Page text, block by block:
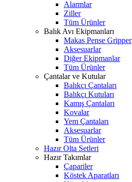
Alarmlar
Ziller
Tüm Ürünler
Balık Avı Ekipmanları
Makas Pense Gripper
Aksesuarlar
Diğer Ekipmanlar
Tüm Ürünler
Çantalar ve Kutular
Balıkçı Çantaları
Balıkçı Kutuları
Kamış Çantaları
Kovalar
Yem Çantaları
Aksesuarlar
Tüm Ürünler
Hazır Olta Setleri
Hazır Takımlar
Çapariler
Köstek Aparatları